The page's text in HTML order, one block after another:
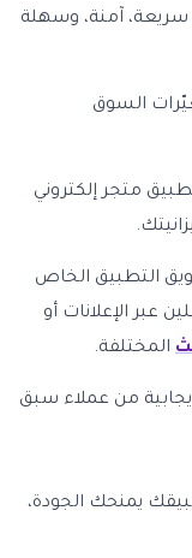
سريعة، آمنة، وسهلة
السوق
متجر إلكتروني
التطبيق الخاص
عبر الإعلانات أو
المختلفة.
من عملاء سبق
يمنحك الجودة،